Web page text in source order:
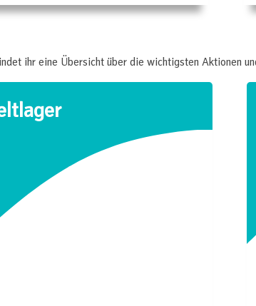
ihr eine Übersicht über die wichtigsten Aktionen